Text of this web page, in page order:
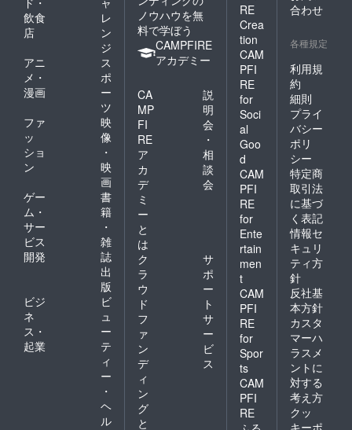
大吟醸
聚楽第
テッド
ション
300ml
（佐々
木酒
（一緒
にお送
りいた
しま
す）
飲食
店
レ
ン
ジ
アニ
メ・
漫画
ス
ポ
ー
ツ
ファ
ッ
ショ
ン
映
像
・
映
画
ゲー
ム・
サー
ビス
開発
書
籍
・
雑
誌
出
版
ビジ
ネ
ス・
起業
ビ
ュ
ー
テ
ィ
ー
・
ヘ
ル
ノウハウを無
料で学ぼう
CAMPFIRE
アカデミー
CA
MP
FI
RE
ア
カ
デ
ミ
ー
と
は
説
明
会
・
相
談
会
ク
ラ
ウ
ド
フ
ァ
ン
デ
ィ
ン
グ
と
サ
ポ
ー
ト
サ
ー
ビ
ス
RE
Crea
tion
CAM
PFI
RE
for
Soci
al
Goo
d
CAM
PFI
RE
for
Ente
rtain
men
t
CAM
PFI
RE
for
Spor
ts
CAM
PFI
RE
合わせ
各種規定
利用規
約
細則
プライ
バシー
ポリ
シー
特定商
取引法
に基づ
く表記
情報セ
キュリ
ティ方
針
反社基
本方針
カスタ
マーハ
ラスメ
ントに
対する
考え方
クッ